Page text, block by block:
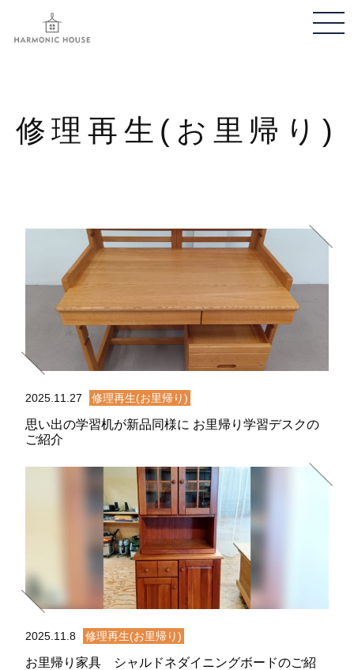
メ
閉
修理再生(お里帰り)
2025.11.27 修理再生(お里帰り)
思い出の学習机が新品同様に お里帰り学習デスクの
ご紹介
2025.11.8 修理再生(お里帰り)
お里帰り家具 シャルドネダイニングボードのご紹